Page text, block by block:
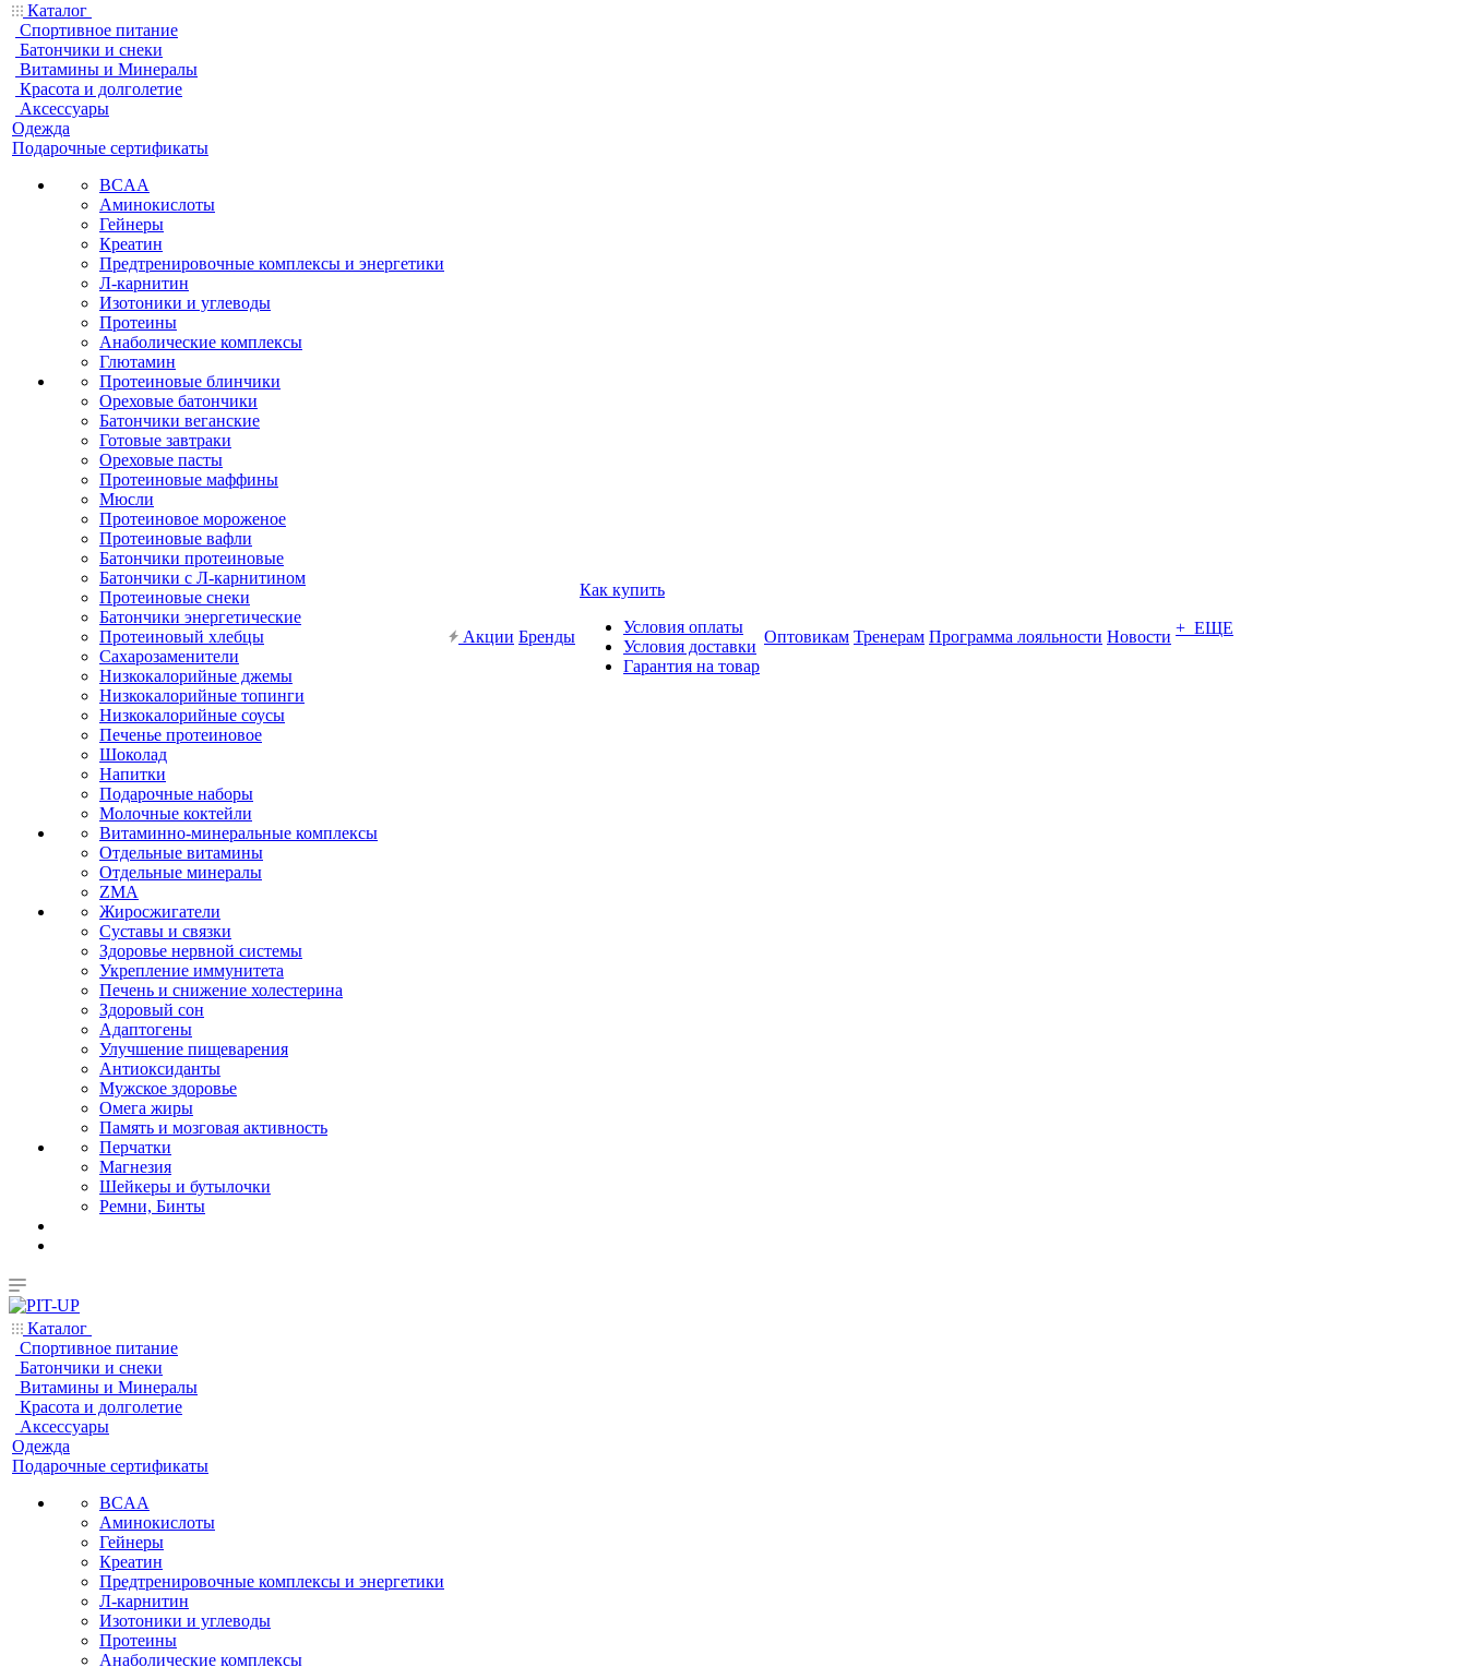
Каталог
Спортивное питание
Батончики и снеки
Витамины и Минералы
Красота и долголетие
Аксессуары
Одежда
Подарочные сертификаты
BCAA
Аминокислоты
Гейнеры
Креатин
Предтренировочные комплексы и энергетики
Л-карнитин
Изотоники и углеводы
Протеины
Анаболические комплексы
Глютамин
Протеиновые блинчики
Ореховые батончики
Батончики веганские
Готовые завтраки
Ореховые пасты
Протеиновые маффины
Мюсли
Протеиновое мороженое
Протеиновые вафли
Батончики протеиновые
Батончики с Л-карнитином
Протеиновые снеки
Батончики энергетические
Протеиновый хлебцы
Сахарозаменители
Низкокалорийные джемы
Низкокалорийные топинги
Низкокалорийные соусы
Печенье протеиновое
Шоколад
Напитки
Подарочные наборы
Молочные коктейли
Витаминно-минеральные комплексы
Отдельные витамины
Отдельные минералы
ZMA
Жиросжигатели
Суставы и связки
Здоровье нервной системы
Укрепление иммунитета
Печень и снижение холестерина
Здоровый сон
Адаптогены
Улучшение пищеварения
Антиоксиданты
Мужское здоровье
Омега жиры
Память и мозговая активность
Перчатки
Магнезия
Шейкеры и бутылочки
Ремни, Бинты
Акции Бренды
Как купить
Условия оплаты
Условия доставки
Гарантия на товар
Оптовикам Тренерам Программа лояльности Новости + ЕЩЕ
Каталог
Спортивное питание
Батончики и снеки
Витамины и Минералы
Красота и долголетие
Аксессуары
Одежда
Подарочные сертификаты
BCAA
Аминокислоты
Гейнеры
Креатин
Предтренировочные комплексы и энергетики
Л-карнитин
Изотоники и углеводы
Протеины
Анаболические комплексы